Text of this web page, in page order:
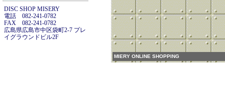
DISC SHOP MISERY
電話 082-241-0782
FAX 082-241-0782
広島県広島市中区袋町2-7 プレ
イグラウンドビル2F
MIERY ONLINE SHOPPING